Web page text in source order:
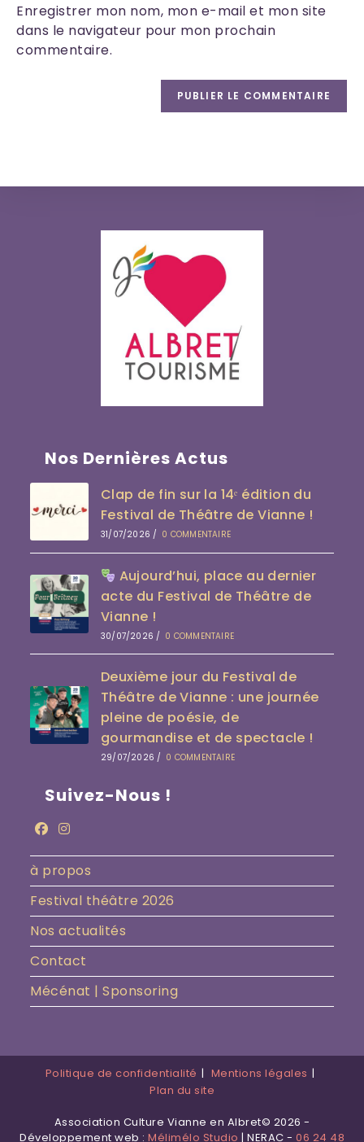
Enregistrer mon nom, mon e-mail et mon site
dans le navigateur pour mon prochain
commentaire.
Nos Dernières Actus
Clap de fin sur la 14ᵉ édition du
Festival de Théâtre de Vianne !
31/07/2026 / 0 COMMENTAIRE
Aujourd’hui, place au dernier
acte du Festival de Théâtre de
Vianne !
30/07/2026 / 0 COMMENTAIRE
Deuxième jour du Festival de
Théâtre de Vianne : une journée
pleine de poésie, de
gourmandise et de spectacle !
29/07/2026 / 0 COMMENTAIRE
Suivez-Nous !
à propos
Festival théâtre 2026
Nos actualités
Contact
Mécénat | Sponsoring
Politique de confidentialité
Mentions légales
Plan du site
Association Culture Vianne en Albret© 2026 -
Développement web : Mélimélo Studio | NERAC - 06 24 48